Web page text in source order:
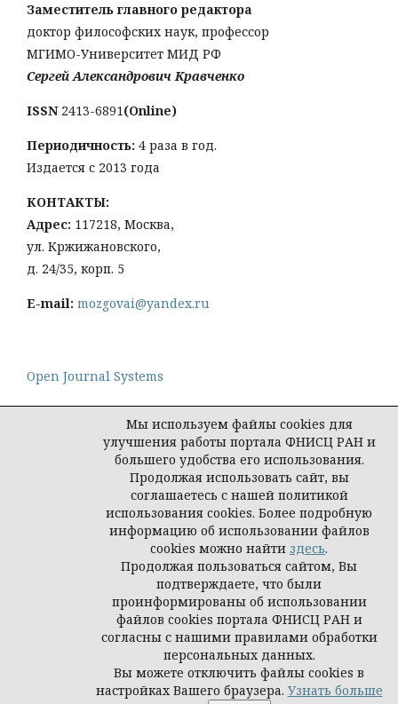
Заместитель главного редактора
доктор философских наук, профессор
МГИМО-Университет МИД РФ
Сергей Александрович Кравченко
ISSN 2413-6891(Online)
Периодичность: 4 раза в год.
Издается с 2013 года
КОНТАКТЫ:
Адрес: 117218, Москва,
ул. Кржижановского,
д. 24/35, корп. 5
E-mail: mozgovai@yandex.ru
Open Journal Systems
Политика конфиденциальности персональных
© Социологическая наука и социальная практика,
Мы используем файлы cookies для
улучшения работы портала ФНИСЦ РАН и
большего удобства его использования.
Продолжая использовать сайт, вы
соглашаетесь с нашей политикой
использования cookies. Более подробную
информацию об использовании файлов
cookies можно найти здесь.
Продолжая пользоваться сайтом, Вы
подтверждаете, что были
проинформированы об использовании
файлов cookies портала ФНИСЦ РАН и
согласны с нашими правилами обработки
персональных данных.
Вы можете отключить файлы cookies в
настройках Вашего браузера. Узнать больше